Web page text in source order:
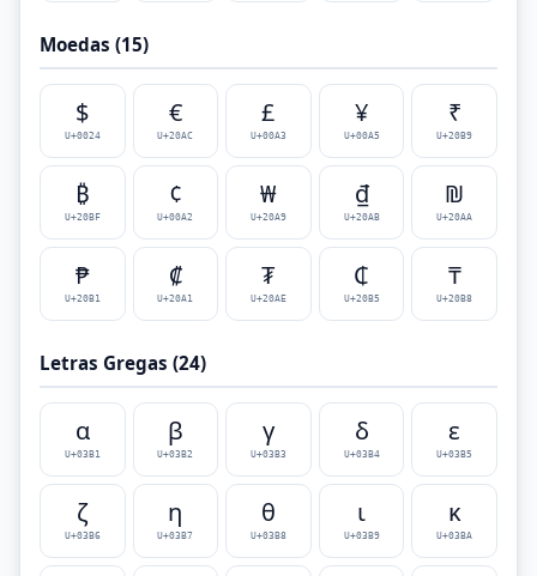
Moedas (15)
$
U+0024
€
U+20AC
£
U+00A3
¥
U+00A5
₹
U+20B9
₿
U+20BF
¢
U+00A2
₩
U+20A9
₫
U+20AB
₪
U+20AA
₱
U+20B1
₡
U+20A1
₮
U+20AE
₵
U+20B5
₸
U+20B8
Letras Gregas (24)
α
U+03B1
β
U+03B2
γ
U+03B3
δ
U+03B4
ε
U+03B5
ζ
U+03B6
η
U+03B7
θ
U+03B8
ι
U+03B9
κ
U+03BA